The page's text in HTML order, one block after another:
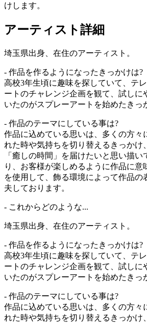
けします。
アーティスト詳細
埼玉県出身、在住のアーティスト。
- 作品を作るようになったきっかけは?
高校3年生頃に趣味を探していて、テ
ートのチャレンジ企画を観て、試しに
いたのがスプレーアートを始めたきっ
- 作品のテーマにしている事は?
作品に込めている思いは、多くの方々
れた時や気持ちを切り替えるきっかけ
「癒しの時間」を届けたいと思い描
り、お客様が楽しめるように作品に意
を使用して、飾る環境によって作品の
夫しております。
- これからどのような...
埼玉県出身、在住のアーティスト。
- 作品を作るようになったきっかけは?
高校3年生頃に趣味を探していて、テ
ートのチャレンジ企画を観て、試しに
いたのがスプレーアートを始めたきっ
- 作品のテーマにしている事は?
作品に込めている思いは、多くの方々
れた時や気持ちを切り替えるきっかけ